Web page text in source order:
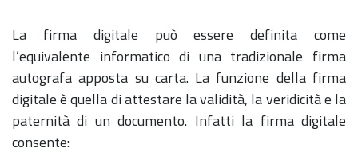
La firma digitale può essere definita come
l’equivalente informatico di una tradizionale firma
autografa apposta su carta. La funzione della firma
digitale è quella di attestare la validità, la veridicità e la
paternità di un documento. Infatti la firma digitale
consente: